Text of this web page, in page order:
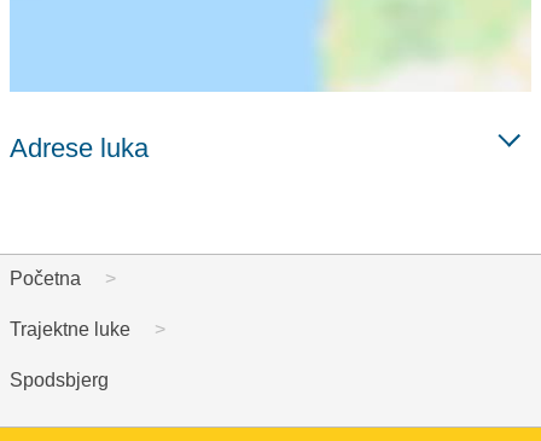
Adrese luka
Početna
Trajektne luke
Spodsbjerg